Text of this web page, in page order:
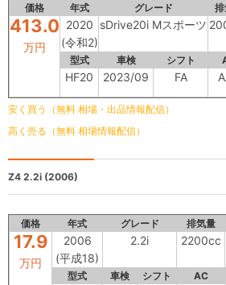
価格 年式 グレード
413.0
万円
2020
(令和2)
sDrive20i Mスポーツ
型式 車検 シフト
HF20 2023/09 FA
安く買う（無料 相場・出品情報配信）
高く売る（無料 相場情報配信）
Z4 2.2i (2006)
価格 年式 グレード 排気量
17.9
万円
2006
(平成18)
2.2i 2200cc
型式 車検 シフト AC